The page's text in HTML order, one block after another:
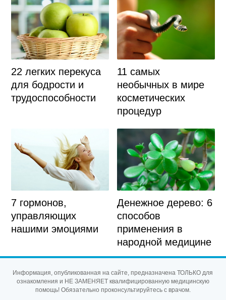
22 легких перекуса
для бодрости и
трудоспособности
11 самых
необычных в мире
косметических
процедур
7 гормонов,
управляющих
нашими эмоциями
Денежное дерево: 6
способов
применения в
народной медицине
Информация, опубликованная на сайте, предназначена ТОЛЬКО для
ознакомления и НЕ ЗАМЕНЯЕТ квалифицированную медицинскую
помощь! Обязательно проконсультируйтесь с врачом.